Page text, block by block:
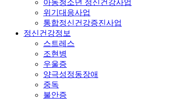
아동청소년 정신건강사업
위기대응사업
통합정신건강증진사업
정신건강정보
스트레스
조현병
우울증
양극성정동장애
중독
불안증